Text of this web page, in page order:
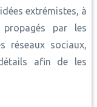
extrémistes, à
par les
réseaux sociaux,
afin de les